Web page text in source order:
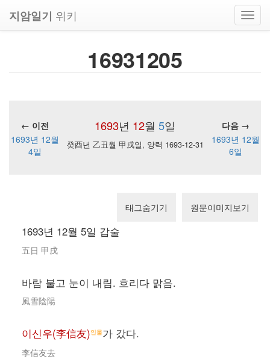
지암일기 위키
16931205
1693년 12월 5일
← 이전
다음 →
1693년 12월
4일
癸酉년 乙丑월 甲戌일, 양력 1693-12-31
1693년 12월
6일
태그숨기기 원문이미지보기
1693년 12월 5일 갑술
五日 甲戌
바람 불고 눈이 내림. 흐리다 맑음.
風雪陰陽
이신우(李信友)인물가 갔다.
李信友去